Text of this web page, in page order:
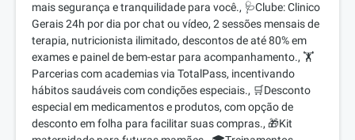
mais segurança e tranquilidade para você., 🩺Clube: Clinico
Gerais 24h por dia por chat ou vídeo, 2 sessões mensais de
terapia, nutricionista ilimitado, descontos de até 80% em
exames e painel de bem-estar para acompanhamento., 🏋️
Parcerias com academias via TotalPass, incentivando
hábitos saudáveis com condições especiais., 🛒Desconto
especial em medicamentos e produtos, com opção de
desconto em folha para facilitar suas compras., 🎁Kit